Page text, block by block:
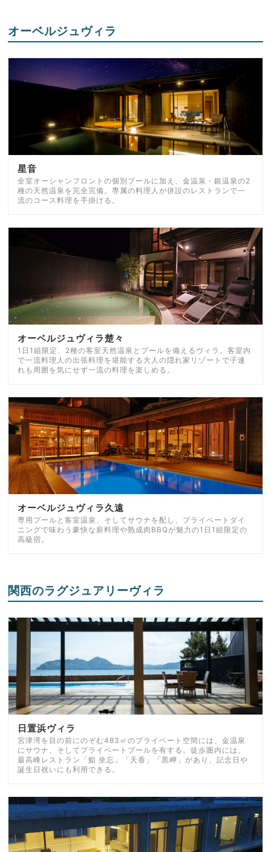
オーベルジュヴィラ
星音
全室オーシャンフロントの個別プールに加え、金温泉・銀温泉の2
種の天然温泉を完全完備。専属の料理人が併設のレストランで一
流のコース料理を手掛ける。
オーベルジュヴィラ楚々
1日1組限定、2種の客室天然温泉とプールを備えるヴィラ。客室内
で一流料理人の出張料理を堪能する大人の隠れ家リゾートで子連
れも周囲を気にせず一流の料理を楽しめる。
オーベルジュヴィラ久遠
専用プールと客室温泉、そしてサウナを配し、プライベートダイ
ニングで味わう豪快な薪料理や熟成肉BBQが魅力の1日1組限定の
高級宿。
関西のラグジュアリーヴィラ
日置浜ヴィラ
宮津湾を目の前にのぞむ483㎡のプライベート空間には、金温泉
にサウナ、そしてプライベートプールを有する。徒歩圏内には、
最高峰レストラン「鮨 坐忘」「天香」「黒岬」があり、記念日や
誕生日祝いにも利用できる。